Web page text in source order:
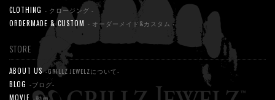
CLOTHING - クロージング -
ORDERMADE & CUSTOM - オーダーメイド&カスタム -
STORE
ABOUT US -GRILLZ JEWELZについて-
BLOG -ブログ-
MOVIE -動画-